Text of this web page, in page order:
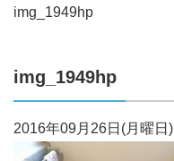
img_1949hp
img_1949hp
2016年09月26日(月曜日)